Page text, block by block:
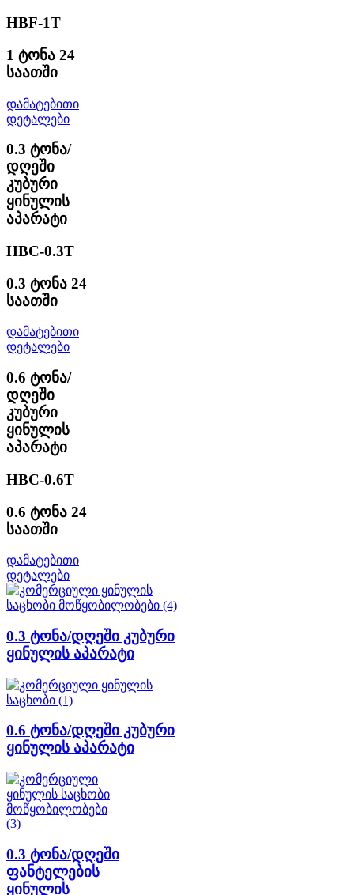
HBF-1T
1 ტონა 24
საათში
დამატებითი
დეტალები
0.3 ტონა/
დღეში
კუბური
ყინულის
აპარატი
HBC-0.3T
0.3 ტონა 24
საათში
დამატებითი
დეტალები
0.6 ტონა/
დღეში
კუბური
ყინულის
აპარატი
HBC-0.6T
0.6 ტონა 24
საათში
დამატებითი
დეტალები
0.3 ტონა/დღეში კუბური
ყინულის აპარატი
0.6 ტონა/დღეში კუბური
ყინულის აპარატი
0.3 ტონა/დღეში
ფანტელების
ყინულის